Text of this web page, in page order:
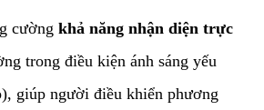
cường khả năng nhận diện trực
trong điều kiện ánh sáng yếu
giúp người điều khiển phương